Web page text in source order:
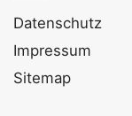
alle Erwartungen
Datenschutz
Impressum
Sitemap